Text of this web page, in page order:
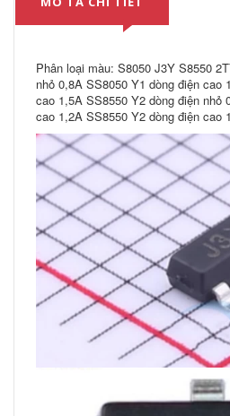
Phân loại màu: S8050 J3Y S8550
nhỏ 0,8A SS8050 Y1 dòng điện cao
cao 1,5A SS8550 Y2 dòng điện nhỏ
cao 1,2A SS8550 Y2 dòng điện cao